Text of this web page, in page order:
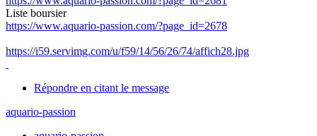
Liste boursier
https://www.aquario-passion.com/?page_id=2678
https://i59.servimg.com/u/f59/14/56/26/74/affich28.jpg
Répondre en citant le message
aquario-passion